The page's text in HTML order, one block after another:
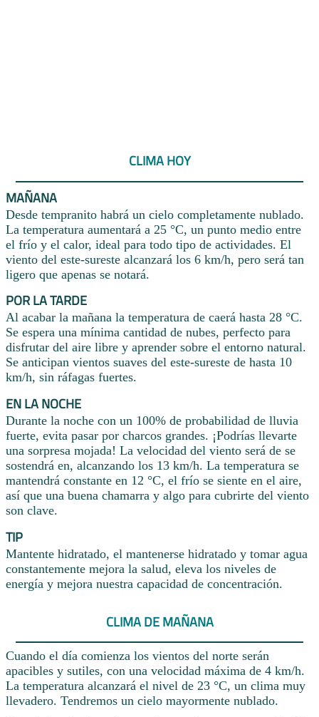
CLIMA HOY
MAÑANA
Desde tempranito habrá un cielo completamente nublado.
La temperatura aumentará a 25 °C, un punto medio entre
el frío y el calor, ideal para todo tipo de actividades. El
viento del este-sureste alcanzará los 6 km/h, pero será tan
ligero que apenas se notará.
POR LA TARDE
Al acabar la mañana la temperatura de caerá hasta 28 °C.
Se espera una mínima cantidad de nubes, perfecto para
disfrutar del aire libre y aprender sobre el entorno natural.
Se anticipan vientos suaves del este-sureste de hasta 10
km/h, sin ráfagas fuertes.
EN LA NOCHE
Durante la noche con un 100% de probabilidad de lluvia
fuerte, evita pasar por charcos grandes. ¡Podrías llevarte
una sorpresa mojada! La velocidad del viento será de se
sostendrá en, alcanzando los 13 km/h. La temperatura se
mantendrá constante en 12 °C, el frío se siente en el aire,
así que una buena chamarra y algo para cubrirte del viento
son clave.
TIP
Mantente hidratado, el mantenerse hidratado y tomar agua
constantemente mejora la salud, eleva los niveles de
energía y mejora nuestra capacidad de concentración.
CLIMA DE MAÑANA
Cuando el día comienza los vientos del norte serán
apacibles y sutiles, con una velocidad máxima de 4 km/h.
La temperatura alcanzará el nivel de 23 °C, un clima muy
llevadero. Tendremos un cielo mayormente nublado.